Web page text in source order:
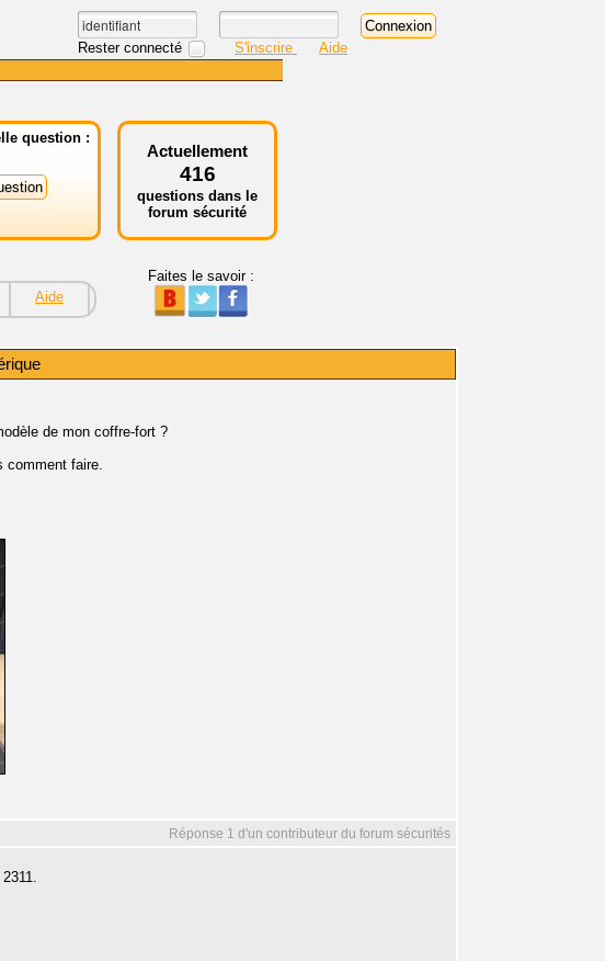
Rester connecté S'inscrire Aide
question :
Actuellement
416
questions dans le
forum sécurité
Aide
Faites le savoir :
de mon coffre-fort ?
comment faire.
Réponse 1 d'un contributeur du forum sécurités